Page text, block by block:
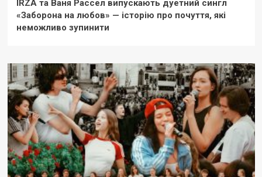
IRZA та Ваня Рассел випускають дуетний сингл
«Заборона на любов» — історію про почуття, які
неможливо зупинити